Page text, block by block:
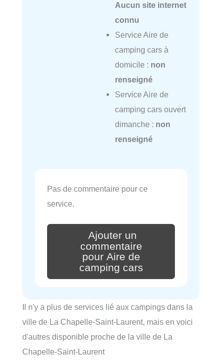
Aucun site internet
connu
Service Aire de
camping cars à
domicile : non
renseigné
Service Aire de
camping cars ouvert
dimanche : non
renseigné
Pas de commentaire pour ce
service.
Ajouter un
commentaire
pour Aire de
camping cars
Il n'y a plus de services lié aux campings dans la
ville de La Chapelle-Saint-Laurent, mais en voici
d'autres disponible proche de la ville de La
Chapelle-Saint-Laurent